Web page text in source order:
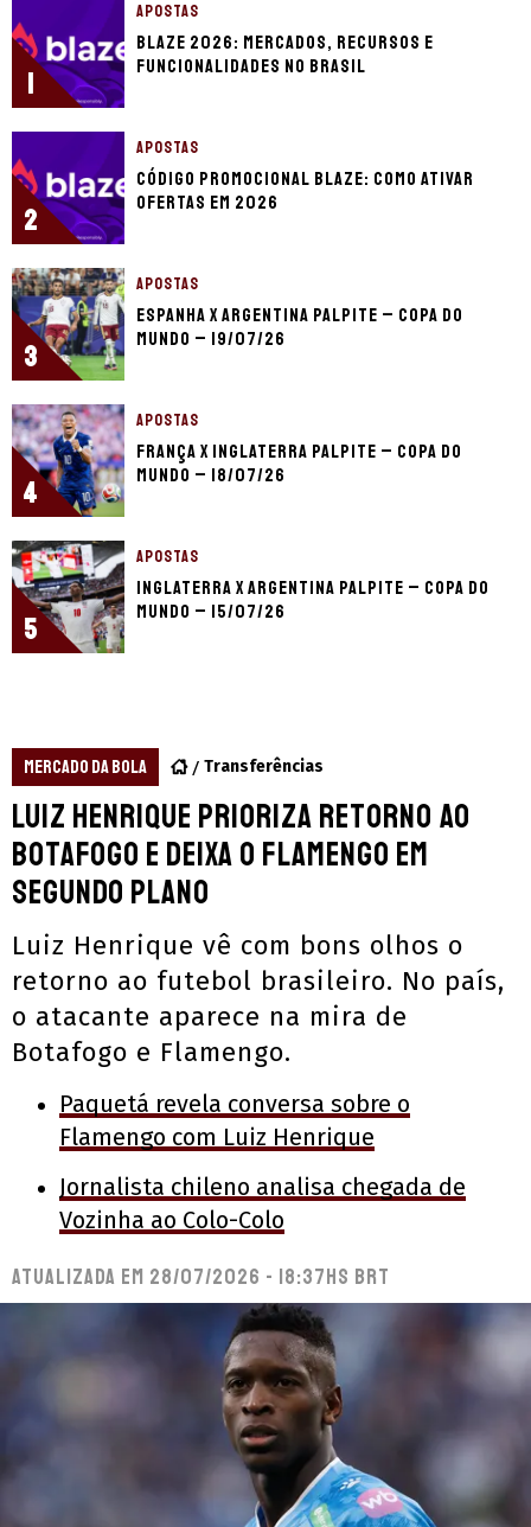
1
APOSTAS
Blaze 2026: mercados, recursos e
funcionalidades no Brasil
2
APOSTAS
Código promocional Blaze: como ativar
ofertas em 2026
3
APOSTAS
Espanha x Argentina palpite – Copa do
Mundo – 19/07/26
4
APOSTAS
França x Inglaterra palpite – Copa do
Mundo – 18/07/26
5
APOSTAS
Inglaterra x Argentina palpite – Copa do
Mundo – 15/07/26
MERCADO DA BOLA Transferências
Luiz Henrique prioriza retorno ao
Botafogo e deixa o Flamengo em
segundo plano
Luiz Henrique vê com bons olhos o
retorno ao futebol brasileiro. No país,
o atacante aparece na mira de
Botafogo e Flamengo.
Paquetá revela conversa sobre o
Flamengo com Luiz Henrique
Jornalista chileno analisa chegada de
Vozinha ao Colo-Colo
Atualizada em 28/07/2026 - 18:37hs BRT